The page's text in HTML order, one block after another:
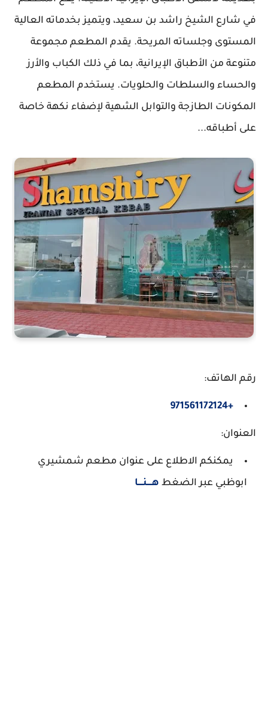
في شارع الشيخ راشد بن سعيد، ويتميز بخدماته العالية
المستوى وجلساته المريحة. يقدم المطعم مجموعة
متنوعة من الأطباق الإيرانية، بما في ذلك الكباب والأرز
والحساء والسلطات والحلويات. يستخدم المطعم
المكونات الطازجة والتوابل الشهية لإضفاء نكهة خاصة
على أطباقه...
رقم الهاتف:
+971561172124
العنوان:
يمكنكم الاطلاع على عنوان مطعم شمشيري
ابوظبي عبر الضغط هــــنــــا